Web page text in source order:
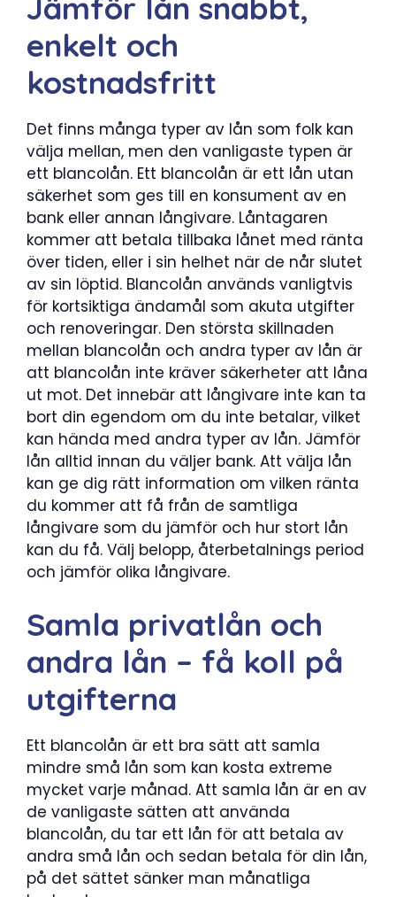
enkelt och
kostnadsfritt
Det finns många typer av lån som folk kan
välja mellan, men den vanligaste typen är
ett blancolån. Ett blancolån är ett lån utan
säkerhet som ges till en konsument av en
bank eller annan långivare. Låntagaren
kommer att betala tillbaka lånet med ränta
över tiden, eller i sin helhet när de når slutet
av sin löptid. Blancolån används vanligtvis
för kortsiktiga ändamål som akuta utgifter
och renoveringar. Den största skillnaden
mellan blancolån och andra typer av lån är
att blancolån inte kräver säkerheter att låna
ut mot. Det innebär att långivare inte kan ta
bort din egendom om du inte betalar, vilket
kan hända med andra typer av lån. Jämför
lån alltid innan du väljer bank. Att välja lån
kan ge dig rätt information om vilken ränta
du kommer att få från de samtliga
långivare som du jämför och hur stort lån
kan du få. Välj belopp, återbetalnings period
och jämför olika långivare.
Samla privatlån och
andra lån – få koll på
utgifterna
Ett blancolån är ett bra sätt att samla
mindre små lån som kan kosta extreme
mycket varje månad. Att samla lån är en av
de vanligaste sätten att använda
blancolån, du tar ett lån för att betala av
andra små lån och sedan betala för din lån,
på det sättet sänker man månatliga